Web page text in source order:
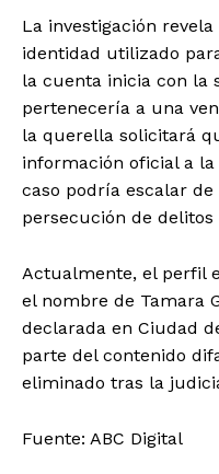
La investigación
identidad utilizado
la cuenta inicia con la
pertenecería a una
la querella solicitará
información oficial a
caso podría escalar
persecución de
Actualmente, el perfil
el nombre de Tamara
declarada en Ciudad
parte del contenido
eliminado tras la
Fuente: ABC Digital